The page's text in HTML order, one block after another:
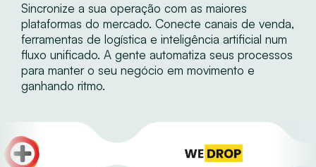
Sincronize a sua operação com as maiores
plataformas do mercado. Conecte canais de venda,
ferramentas de logística e inteligência artificial num
fluxo unificado. A gente automatiza seus processos
para manter o seu negócio em movimento e
ganhando ritmo.